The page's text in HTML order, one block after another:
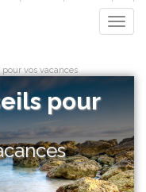
vos vacances
pour